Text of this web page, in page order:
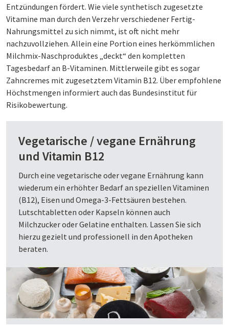
Entzündungen fördert. Wie viele synthetisch zugesetzte
Vitamine man durch den Verzehr verschiedener Fertig-
Nahrungsmittel zu sich nimmt, ist oft nicht mehr
nachzuvollziehen. Allein eine Portion eines herkömmlichen
Milchmix-Naschproduktes „deckt“ den kompletten
Tagesbedarf an B-Vitaminen. Mittlerweile gibt es sogar
Zahncremes mit zugesetztem Vitamin B12. Über empfohlene
Höchstmengen informiert auch das Bundesinstitut für
Risikobewertung.
Vegetarische / vegane Ernährung
und Vitamin B12
Durch eine vegetarische oder vegane Ernährung kann
wiederum ein erhöhter Bedarf an speziellen Vitaminen
(B12), Eisen und Omega-3-Fettsäuren bestehen.
Lutschtabletten oder Kapseln können auch
Milchzucker oder Gelatine enthalten. Lassen Sie sich
hierzu gezielt und professionell in den Apotheken
beraten.